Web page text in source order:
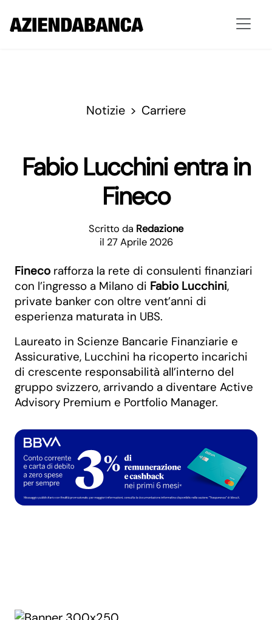
Notizie Carriere
Fabio Lucchini entra in
Fineco
Scritto da Redazione
il 27 Aprile 2026
Fineco rafforza la rete di consulenti finanziari
con l’ingresso a Milano di Fabio Lucchini,
private banker con oltre vent’anni di
esperienza maturata in UBS.
Laureato in Scienze Bancarie Finanziarie e
Assicurative, Lucchini ha ricoperto incarichi
di crescente responsabilità all’interno del
gruppo svizzero, arrivando a diventare Active
Advisory Premium e Portfolio Manager.